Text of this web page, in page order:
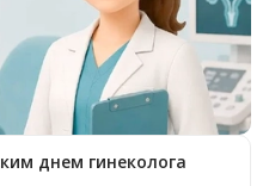
днем гинеколога